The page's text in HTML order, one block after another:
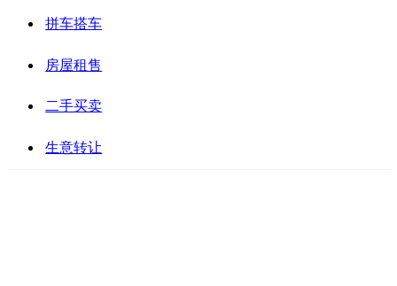
拼车搭车
房屋租售
二手买卖
生意转让